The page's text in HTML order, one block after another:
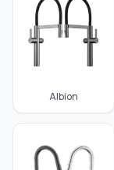
Albion